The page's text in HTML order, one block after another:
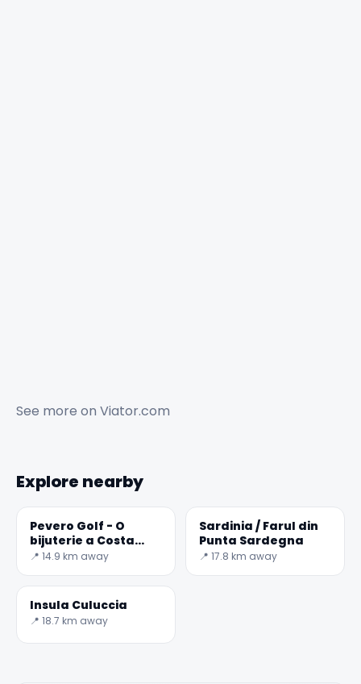
See more on Viator.com
Explore nearby
Pevero Golf - O
bijuterie a Costa
Smeralda
📍 14.9 km away
Sardinia / Farul din
Punta Sardegna
📍 17.8 km away
Insula Culuccia
📍 18.7 km away